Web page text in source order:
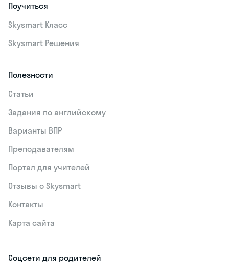
Поучиться
Skysmart Класс
Skysmart Решения
Полезности
Статьи
Задания по английскому
Варианты ВПР
Преподавателям
Портал для учителей
Отзывы о Skysmart
Контакты
Карта сайта
Соцсети для родителей